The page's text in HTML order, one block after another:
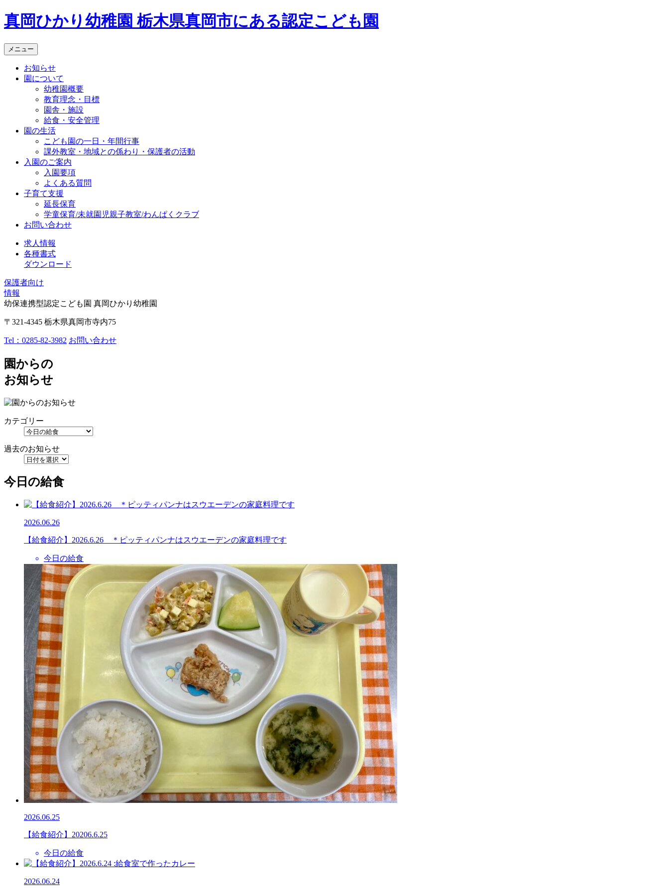
真岡ひかり幼稚園 栃木県真岡市にある認定こども園
メニュー
お知らせ
園について
幼稚園概要
教育理念・目標
園舎・施設
給食・安全管理
園の生活
こども園の一日・年間行事
課外教室・地域との係わり・ 保護者の活動
入園のご案内
入園要項
よくある質問
子育て支援
延長保育
学童保育/未就園児親子教室/わんぱくクラブ
お問い合わせ
求人情報
各種書式
ダウンロード
保護者向け
情報
幼保連携型認定こども園 真岡ひかり幼稚園
〒321-4345 栃木県真岡市寺内75
Tel： 0285-82-3982 お問い合わせ
園からの
お知らせ
カテゴリー
過去のお知らせ
今日の給食
2026.06.26
【給食紹介】2026.6.26 ＊ピッティパンナはスウエーデンの家庭料理です
今日の給食
2026.06.25
【給食紹介】20206.6.25
今日の給食
2026.06.24